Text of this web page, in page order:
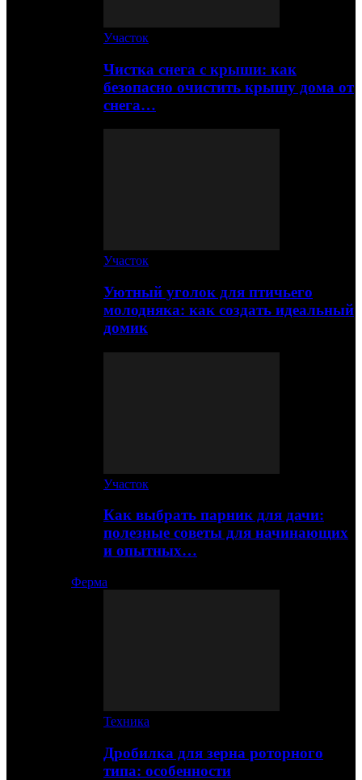
Участок
Чистка снега с крыши: как
безопасно очистить крышу дома от
снега…
Участок
Уютный уголок для птичьего
молодняка: как создать идеальный
домик
Участок
Как выбрать парник для дачи:
полезные советы для начинающих
и опытных…
Ферма
Техника
Дробилка для зерна роторного
типа: особенности